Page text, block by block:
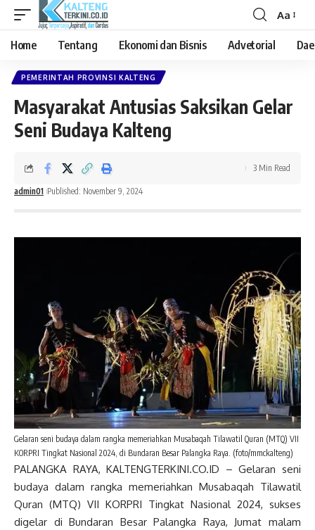
Font
Resizer
Aa
Home Tentang Ekonomi dan Bisnis Advetorial
PEMERINTAH PROVINSI KALTENG
Masyarakat Antusias Saksikan Gelar
Seni Budaya Kalteng
admin01 Published: November 9, 2024
3 Min Read
Gelaran seni budaya dalam rangka memeriahkan Musabaqah Tilawatil Quran (MTQ) VII
KORPRI Tingkat Nasional 2024, di Bundaran Besar Palangka Raya. (foto/mmckalteng)
PALANGKA RAYA, KALTENGTERKINI.CO.ID – Gelaran seni
budaya dalam rangka memeriahkan Musabaqah Tilawatil
Quran (MTQ) VII KORPRI Tingkat Nasional 2024, sukses
digelar di Bundaran Besar Palangka Raya, Jumat malam